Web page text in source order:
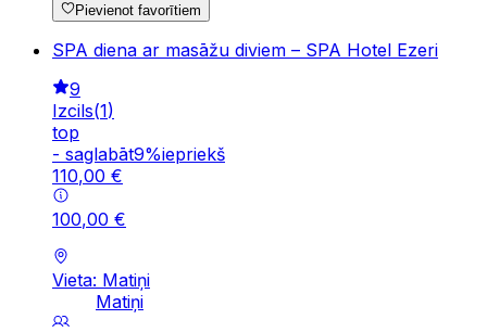
Pievienot favorītiem
SPA diena ar masāžu diviem – SPA Hotel Ezeri
9
Izcils(1)
top
- saglabāt9%iepriekš
110,00 €
100,00 €
Vieta: Matiņi
Matiņi